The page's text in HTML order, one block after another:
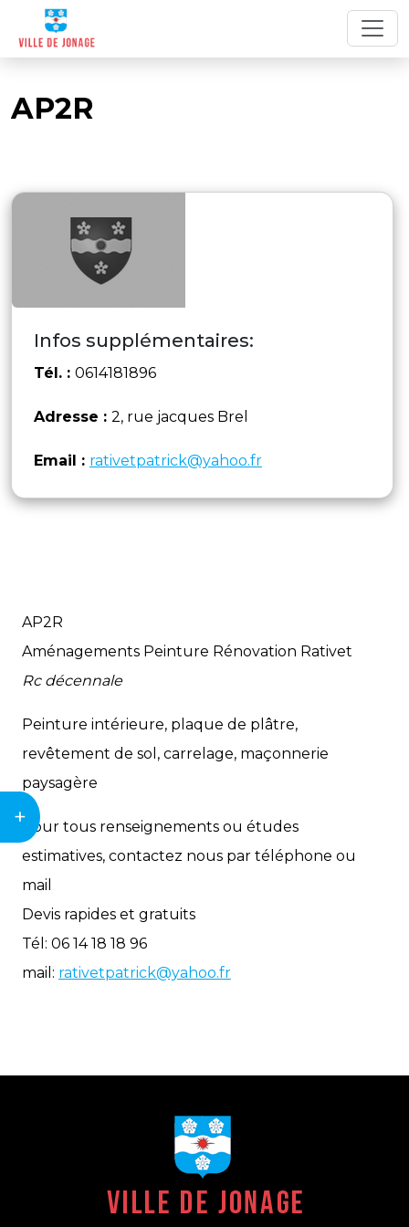
+
AP2R
Infos supplémentaires:
Tél. : 0614181896
Adresse : 2, rue jacques Brel
Email : rativetpatrick@yahoo.fr
AP2R
Aménagements Peinture Rénovation Rativet
Rc décennale
Peinture intérieure, plaque de plâtre,
revêtement de sol, carrelage, maçonnerie
paysagère
Pour tous renseignements ou études
estimatives, contactez nous par téléphone ou
mail
Devis rapides et gratuits
Tél: 06 14 18 18 96
mail: rativetpatrick@yahoo.fr